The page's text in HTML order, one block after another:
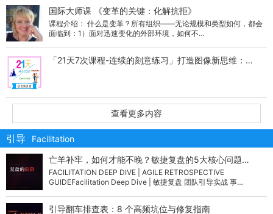
国际大师课 《变革的关键：化解抗拒》
课程介绍： 什么是变革？所有组织——无论规模和类型如何，都会
面临到：1）面对迅速变化的外部环境，如何不…
「21天7次课程-连续的刻意练习」打造图像新思维：…
查看更多内容
引导
Facilitation
亡羊补牢，如何才能不晚？敏捷复盘的5大核心问题…
FACILITATION DEEP DIVE | AGILE RETROSPECTIVE
GUIDEFacilitation Deep Dive | 敏捷复盘 团队引导实战 事…
引导翻车排查表：8 个高频坑位与修复指南